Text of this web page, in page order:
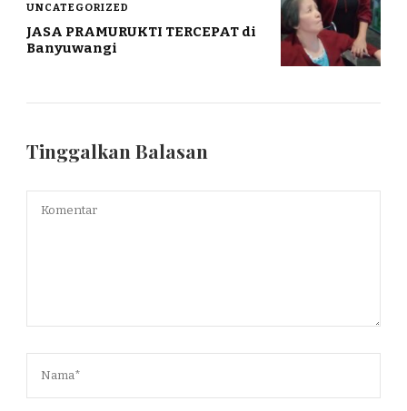
UNCATEGORIZED
JASA PRAMURUKTI TERCEPAT di
Banyuwangi
Tinggalkan Balasan